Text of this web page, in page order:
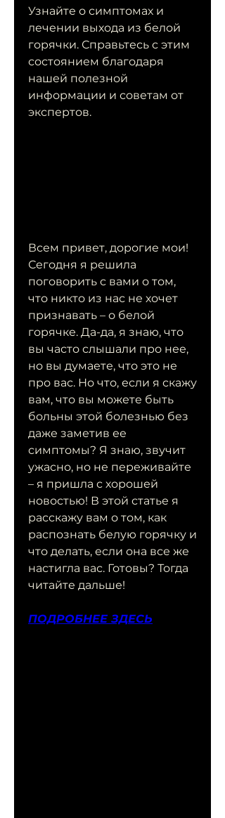
Узнайте о симптомах и
лечении выхода из белой
горячки. Справьтесь с этим
состоянием благодаря
нашей полезной
информации и советам от
экспертов.
Всем привет, дорогие мои!
Сегодня я решила
поговорить с вами о том,
что никто из нас не хочет
признавать – о белой
горячке. Да-да, я знаю, что
вы часто слышали про нее,
но вы думаете, что это не
про вас. Но что, если я скажу
вам, что вы можете быть
больны этой болезнью без
даже заметив ее
симптомы? Я знаю, звучит
ужасно, но не переживайте
– я пришла с хорошей
новостью! В этой статье я
расскажу вам о том, как
распознать белую горячку и
что делать, если она все же
настигла вас. Готовы? Тогда
читайте дальше!
ПОДРОБНЕЕ ЗДЕСЬ